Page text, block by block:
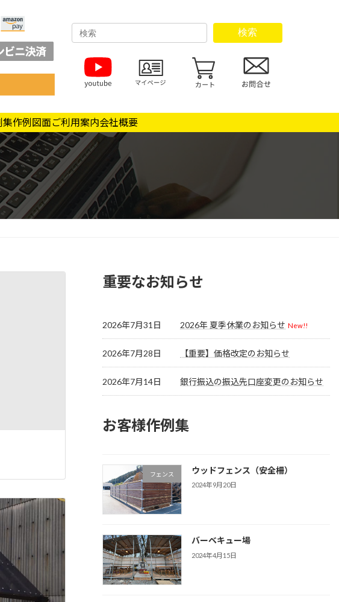
検索
集作例図面ご利用案内会社概要
重要なお知らせ
2026年7月31日 2026年 夏季休業のお知らせ New!!
2026年7月28日 【重要】価格改定のお知らせ
2026年7月14日 銀行振込の振込先口座変更のお知らせ
お客様作例集
フェンス ウッドフェンス（安全柵）
2024年9月20日
バーベキュー場
2024年4月15日